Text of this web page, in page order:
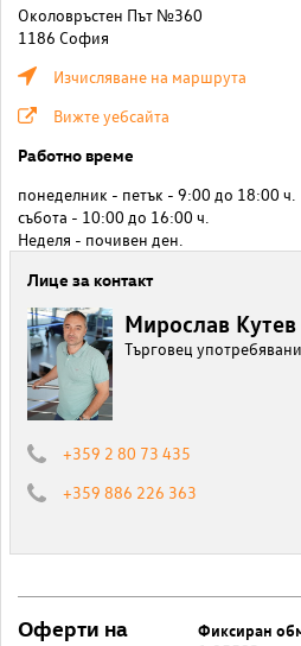
Околовръстен Път №360
1186 София
Изчисляване на маршрута
Вижте уебсайта
Работно време
понеделник - петък - 9:00 до 18:00 ч.
събота - 10:00 до 16:00 ч.
Неделя - почивен ден.
Лице за контакт
Мирослав Кутев
Търговец
+359 2 80 73 435
+359 886 226 363
Оферти на
Фиксиран